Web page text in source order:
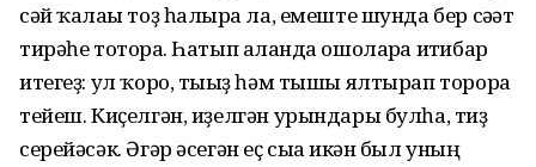
сәй ҡалағы тоҙ һалырға ла, емеште шунда бер сәғәт
тирәһе тоторға. Һатып алғанда ошоларға иғтибар
итегеҙ: ул ҡоро, тығыҙ һәм тышы ялтырап торорға
тейеш. Киҫелгән, иҙелгән урындары булһа, тиҙ
серейәсәк. Әгәр әсегән еҫ сыға икән был уның